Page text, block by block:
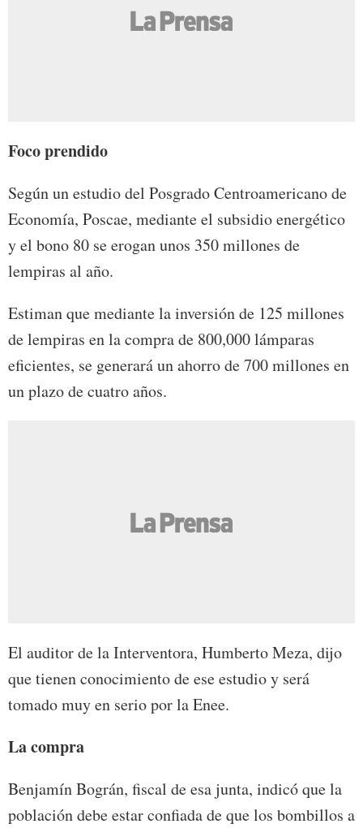
Foco prendido
Según un estudio del Posgrado Centroamericano de
Economía, Poscae, mediante el subsidio energético
y el bono 80 se erogan unos 350 millones de
lempiras al año.
Estiman que mediante la inversión de 125 millones
de lempiras en la compra de 800,000 lámparas
eficientes, se generará un ahorro de 700 millones en
un plazo de cuatro años.
El auditor de la Interventora, Humberto Meza, dijo
que tienen conocimiento de ese estudio y será
tomado muy en serio por la Enee.
La compra
Benjamín Bográn, fiscal de esa junta, indicó que la
población debe estar confiada de que los bombillos a